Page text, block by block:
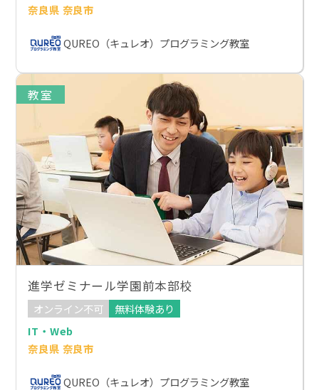
奈良県 奈良市
QUREO（キュレオ）プログラミング教室
教室
進学ゼミナール学園前本部校
オンライン不可
無料体験あり
IT・Web
奈良県 奈良市
QUREO（キュレオ）プログラミング教室